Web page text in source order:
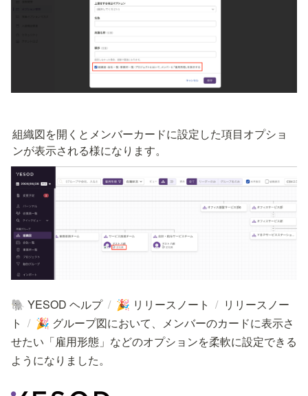
組織図を開くとメンバーカードに設定した項目オプショ
ンが表示される様になります。
🐘 YESOD ヘルプ / 🎉 リリースノート / リリースノー
ト / 🎉 グループ図において、メンバーのカードに表示さ
せたい「雇用形態」などのオプションを柔軟に設定できる
ようになりました。